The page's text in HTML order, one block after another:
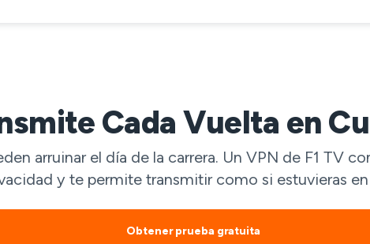
Cada Vuelta en
arruinar el día de la carrera. Un VPN de F1 TV
y te permite transmitir como si estuvieras en
Obtener prueba gratuita